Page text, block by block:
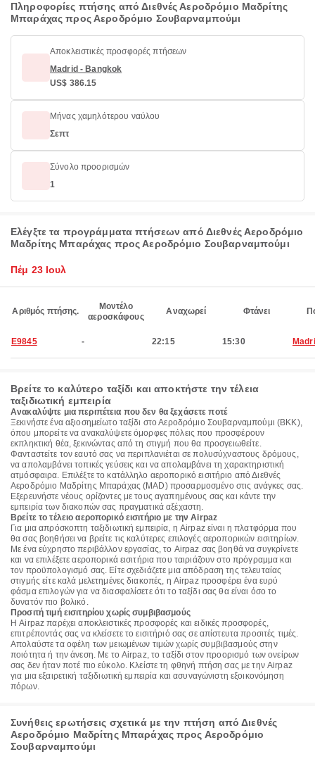
Πληροφορίες πτήσης από Διεθνές Αεροδρόμιο Μαδρίτης
Μπαράχας προς Αεροδρόμιο Σουβαρναμπούμι
Αποκλειστικές προσφορές πτήσεων
Madrid - Bangkok
US$ 386.15
Μήνας χαμηλότερου ναύλου
Σεπτ
Σύνολο προορισμών
1
Ελέγξτε τα προγράμματα πτήσεων από Διεθνές Αεροδρόμιο
Μαδρίτης Μπαράχας προς Αεροδρόμιο Σουβαρναμπούμι
Πέμ 23 Ιουλ
Αριθμός πτήσης.
Μοντέλο
αεροσκάφους
Αναχωρεί Φτάνει
E9845 - 22:15 15:30
Βρείτε το καλύτερο ταξίδι και αποκτήστε την τέλεια
ταξιδιωτική εμπειρία
Ανακαλύψτε μια περιπέτεια που δεν θα ξεχάσετε ποτέ
Ξεκινήστε ένα αξιοσημείωτο ταξίδι στο Αεροδρόμιο Σουβαρναμπούμι (BKK),
όπου μπορείτε να ανακαλύψετε όμορφες πόλεις που προσφέρουν
εκπληκτική θέα, ξεκινώντας από τη στιγμή που θα προσγειωθείτε.
Φανταστείτε τον εαυτό σας να περιπλανιέται σε πολυσύχναστους δρόμους,
να απολαμβάνει τοπικές γεύσεις και να απολαμβάνει τη χαρακτηριστική
ατμόσφαιρα. Επιλέξτε το κατάλληλο αεροπορικό εισιτήριο από Διεθνές
Αεροδρόμιο Μαδρίτης Μπαράχας (MAD) προσαρμοσμένο στις ανάγκες σας.
Εξερευνήστε νέους ορίζοντες με τους αγαπημένους σας και κάντε την
εμπειρία των διακοπών σας πραγματικά αξέχαστη.
Βρείτε το τέλειο αεροπορικό εισιτήριο με την Airpaz
Για μια απρόσκοπτη ταξιδιωτική εμπειρία, η Airpaz είναι η πλατφόρμα που
θα σας βοηθήσει να βρείτε τις καλύτερες επιλογές αεροπορικών εισιτηρίων.
Με ένα εύχρηστο περιβάλλον εργασίας, το Airpaz σας βοηθά να συγκρίνετε
και να επιλέξετε αεροπορικά εισιτήρια που ταιριάζουν στο πρόγραμμα και
τον προϋπολογισμό σας. Είτε σχεδιάζετε μια απόδραση της τελευταίας
στιγμής είτε καλά μελετημένες διακοπές, η Airpaz προσφέρει ένα ευρύ
φάσμα επιλογών για να διασφαλίσετε ότι το ταξίδι σας θα είναι όσο το
δυνατόν πιο βολικό.
Προσιτή τιμή εισιτηρίου χωρίς συμβιβασμούς
Η Airpaz παρέχει αποκλειστικές προσφορές και ειδικές προσφορές,
επιτρέποντάς σας να κλείσετε το εισιτήριό σας σε απίστευτα προσιτές τιμές.
Απολαύστε τα οφέλη των μειωμένων τιμών χωρίς συμβιβασμούς στην
ποιότητα ή την άνεση. Με το Airpaz, το ταξίδι στον προορισμό των ονείρων
σας δεν ήταν ποτέ πιο εύκολο. Κλείστε τη φθηνή πτήση σας με την Airpaz
για μια εξαιρετική ταξιδιωτική εμπειρία και ασυναγώνιστη εξοικονόμηση
πόρων.
Συνήθεις ερωτήσεις σχετικά με την πτήση από Διεθνές
Αεροδρόμιο Μαδρίτης Μπαράχας προς Αεροδρόμιο
Σουβαρναμπούμι